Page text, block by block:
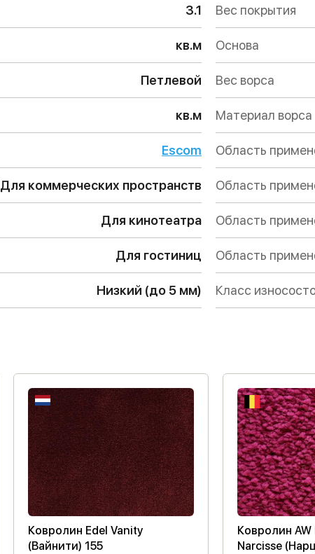
3.1 Вес покрытия
кв.м Основа
Петлевой Вес ворса
кв.м Материал ворса
Escom Область
Для коммерческих пространств Область
Для кинотеатра Область
Для гостиниц Область
Низкий (до 5 мм) Класс
Ковролин Edel Vanity
(Вайнити) 155
Ковролин
Narcisse